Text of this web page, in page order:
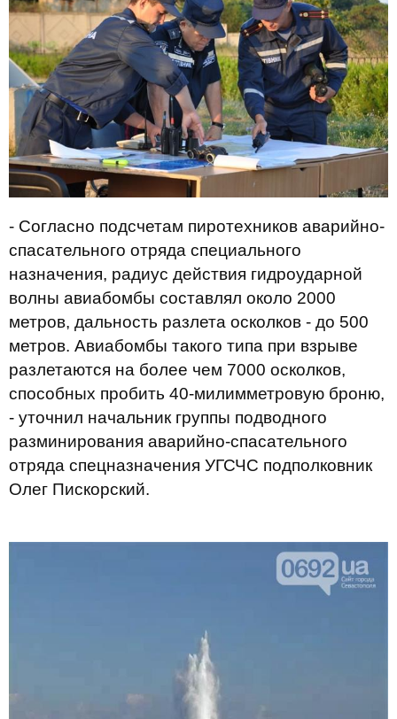
- Согласно подсчетам пиротехников аварийно-
спасательного отряда специального
назначения, радиус действия гидроударной
волны авиабомбы составлял около 2000
метров, дальность разлета осколков - до 500
метров. Авиабомбы такого типа при взрыве
разлетаются на более чем 7000 осколков,
способных пробить 40-милимметровую броню,
- уточнил начальник группы подводного
разминирования аварийно-спасательного
отряда спецназначения УГСЧС подполковник
Олег Пискорский.